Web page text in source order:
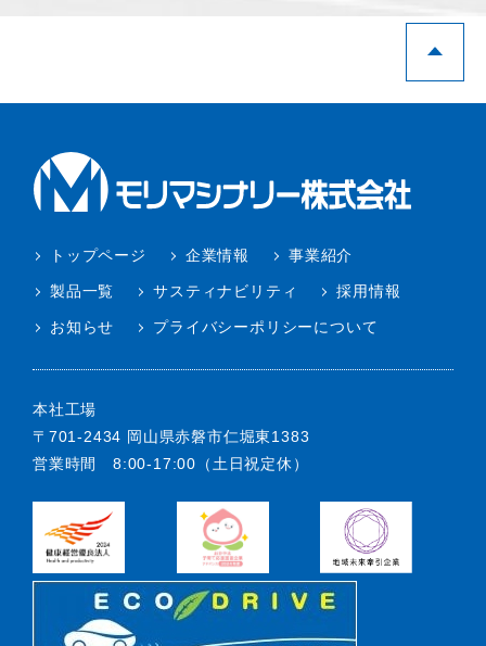
トップページ 企業情報 事業紹介
製品一覧 サスティナビリティ 採用情報
お知らせ プライバシーポリシーについて
本社工場
〒701-2434 岡山県赤磐市仁堀東1383
営業時間 8:00-17:00（土日祝定休）